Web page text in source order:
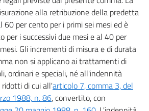
alla retribuzione della predetta
per cento per i primi sei mesi ed è
per i successivi due mesi e al 40 per
Gli incrementi di misura e di durata
non si applicano ai trattamenti di
ordinari e speciali, né all'indennità
di cui all'articolo 7, comma 3, del
1988, n. 86, convertito, con